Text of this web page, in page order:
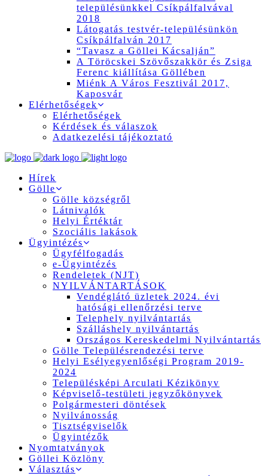
településünkkel Csíkpálfalvával
2018
Látogatás testvér-településünkön
Csíkpálfalván 2017
“Tavasz a Göllei Kácsalján”
A Töröcskei Szövőszakkör és Zsiga
Ferenc kiállítása Göllében
Miénk A Város Fesztivál 2017,
Kaposvár
Elérhetőségek
Elérhetőségek
Kérdések és válaszok
Adatkezelési tájékoztató
Hírek
Gölle
Gölle községről
Látnivalók
Helyi Értéktár
Szociális lakások
Ügyintézés
Ügyfélfogadás
e-Ügyintézés
Rendeletek (NJT)
NYILVÁNTARTÁSOK
Vendéglátó üzletek 2024. évi
hatósági ellenőrzési terve
Telephely nyilvántartás
Szálláshely nyilvántartás
Országos Kereskedelmi Nyilvántartás
Gölle Településrendezési terve
Helyi Esélyegyenlőségi Program 2019-
2024
Településképi Arculati Kézikönyv
Képviselő-testületi jegyzőkönyvek
Polgármesteri döntések
Nyilvánosság
Tisztségviselők
Ügyintézők
Nyomtatványok
Göllei Közlöny
Választás